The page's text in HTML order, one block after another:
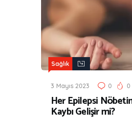
Sağlık
3 Mayıs 2023 0 0
Her Epilepsi
Kaybı Gelişir mi?